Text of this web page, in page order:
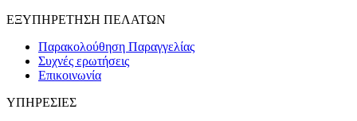
ΕΞΥΠΗΡΕΤΗΣΗ ΠΕΛΑΤΩΝ
Παρακολούθηση Παραγγελίας
Συχνές ερωτήσεις
Επικοινωνία
ΥΠΗΡΕΣΙΕΣ